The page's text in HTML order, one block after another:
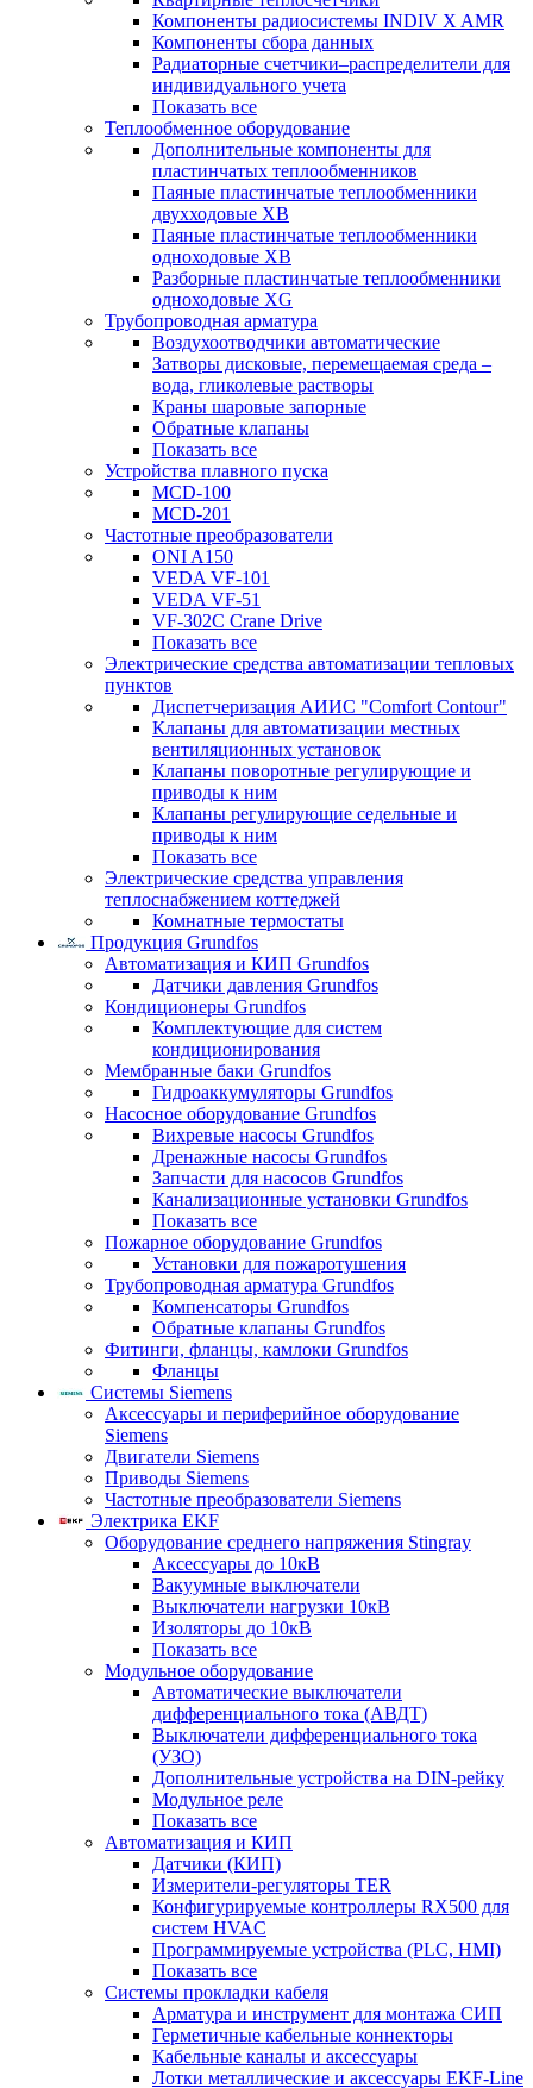
Компоненты радиосистемы INDIV X AMR
Компоненты сбора данных
Радиаторные счетчики–распределители для
индивидуального учета
Показать все
Теплообменное оборудование
Дополнительные компоненты для
пластинчатых теплообменников
Паяные пластинчатые теплообменники
двухходовые XB
Паяные пластинчатые теплообменники
одноходовые ХВ
Разборные пластинчатые теплообменники
одноходовые ХG
Трубопроводная арматура
Воздухоотводчики автоматические
Затворы дисковые, перемещаемая среда –
вода, гликолевые растворы
Краны шаровые запорные
Обратные клапаны
Показать все
Устройства плавного пуска
MCD-100
MCD-201
Частотные преобразователи
ONI A150
VEDA VF-101
VEDA VF-51
VF-302C Crane Drive
Показать все
Электрические средства автоматизации тепловых
пунктов
Диспетчеризация АИИС "Comfort Contour"
Клапаны для автоматизации местных
вентиляционных установок
Клапаны поворотные регулирующие и
приводы к ним
Клапаны регулирующие седельные и
приводы к ним
Показать все
Электрические средства управления
теплоснабжением коттеджей
Комнатные термостаты
Продукция Grundfos
Автоматизация и КИП Grundfos
Датчики давления Grundfos
Кондиционеры Grundfos
Комплектующие для систем
кондиционирования
Мембранные баки Grundfos
Гидроаккумуляторы Grundfos
Насосное оборудование Grundfos
Вихревые насосы Grundfos
Дренажные насосы Grundfos
Запчасти для насосов Grundfos
Канализационные установки Grundfos
Показать все
Пожарное оборудование Grundfos
Установки для пожаротушения
Трубопроводная арматура Grundfos
Компенсаторы Grundfos
Обратные клапаны Grundfos
Фитинги, фланцы, камлоки Grundfos
Фланцы
Системы Siemens
Аксессуары и периферийное оборудование
Siemens
Двигатели Siemens
Приводы Siemens
Частотные преобразователи Siemens
Электрика EKF
Оборудование среднего напряжения Stingray
Аксессуары до 10кВ
Вакуумные выключатели
Выключатели нагрузки 10кВ
Изоляторы до 10кВ
Показать все
Модульное оборудование
Автоматические выключатели
дифференциального тока (АВДТ)
Выключатели дифференциального тока
(УЗО)
Дополнительные устройства на DIN-рейку
Модульное реле
Показать все
Автоматизация и КИП
Датчики (КИП)
Измерители-регуляторы TER
Конфигурируемые контроллеры RX500 для
систем HVAC
Программируемые устройства (PLC, HMI)
Показать все
Системы прокладки кабеля
Арматура и инструмент для монтажа СИП
Герметичные кабельные коннекторы
Кабельные каналы и аксессуары
Лотки металлические и аксессуары EKF-Line